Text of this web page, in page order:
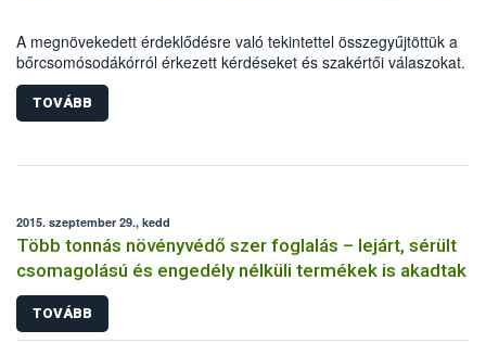
A megnövekedett érdeklődésre való tekintettel összegyűjtöttük a
bőrcsomósodákórról érkezett kérdéseket és szakértői válaszokat.
TOVÁBB
2015. szeptember 29., kedd
Több tonnás növényvédő szer foglalás – lejárt, sérült
csomagolású és engedély nélküli termékek is akadtak
TOVÁBB